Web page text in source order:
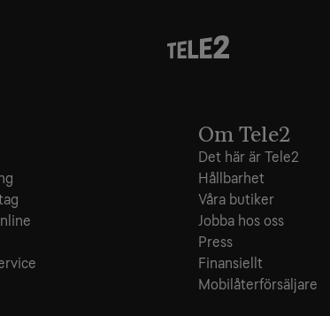
Om Tele2
Det här är Tele2
Hållbarhet
Våra butiker
Jobba hos oss
Press
Finansiellt
Mobilåterförsäljare